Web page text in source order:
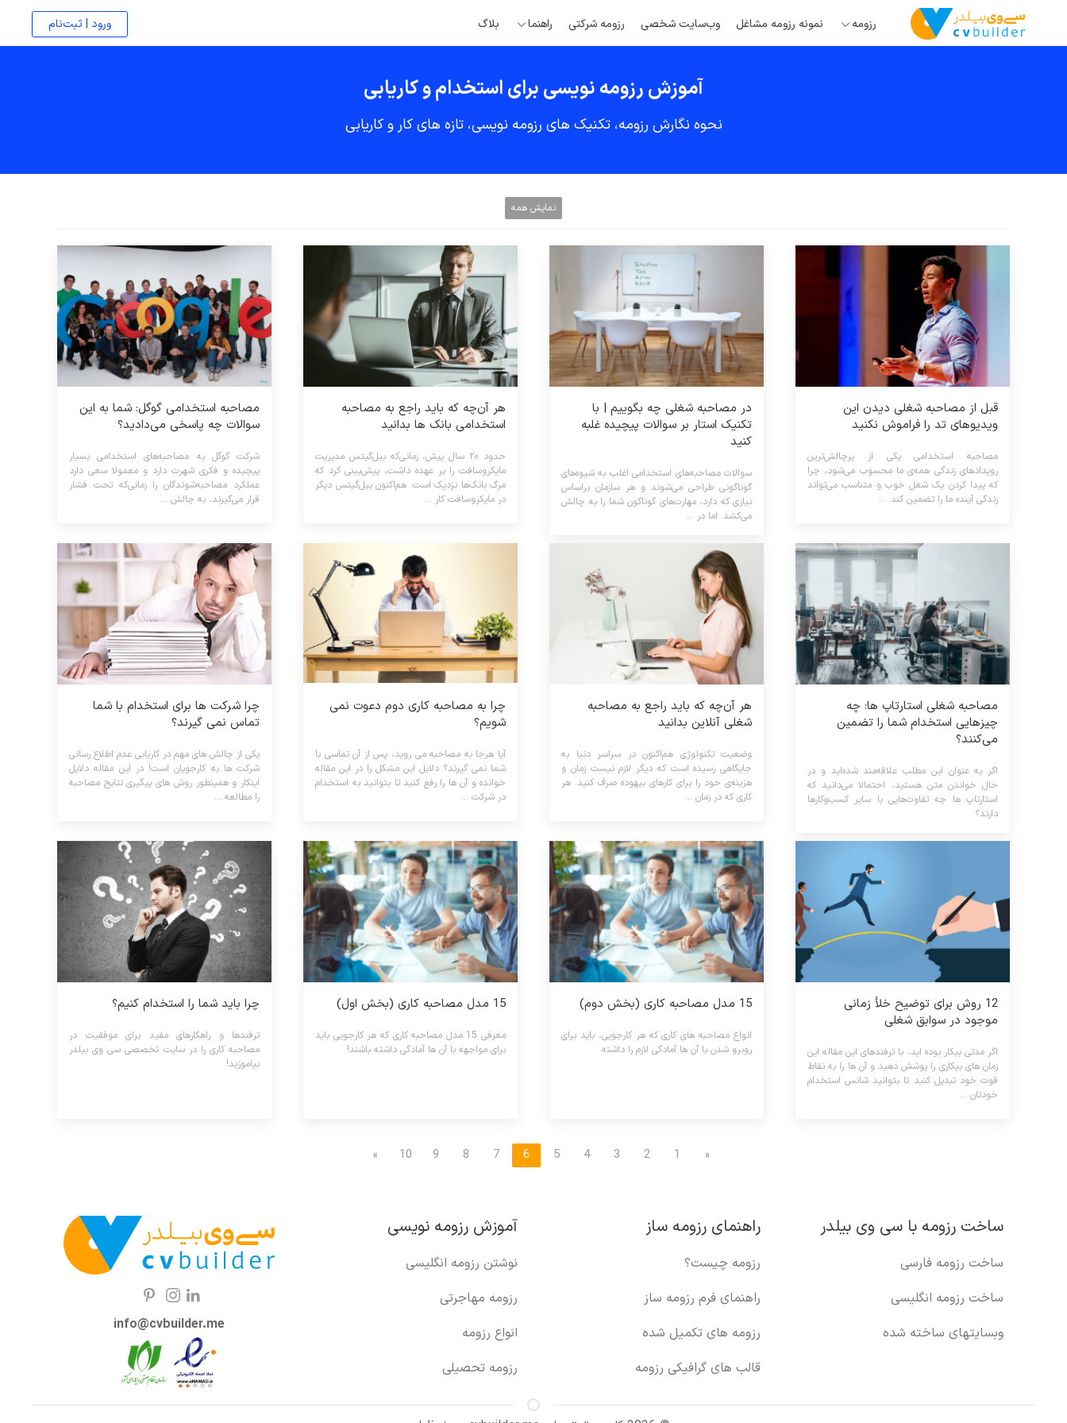
رزومه نمونه رزومه مشاغل وب‌سایت شخصی رزومه شرکتی راهنما بلاگ ورود | ثبت‌نام
آموزش رزومه نویسی برای استخدام و کاریابی
نحوه نگارش رزومه، تکنیک های رزومه نویسی، تازه های کار و کاریابی
نمایش همه
قبل از مصاحبه شغلی دیدن این
ویدیوهای تد را فراموش نکنید
مصاحبه استخدامی یکی از پرچالش‌ترین
رویدادهای زندگی همه‌ی ما محسوب می‌شود، چرا
که پیدا کردن یک شغل خوب و متناسب می‌تواند
زندگی آینده ما را تضمین کند. ...
در مصاحبه شغلی چه بگوییم | با
تکنیک استار بر سوالات پیچیده غلبه
کنید
سوالات مصاحبه‌های استخدامی اغلب به شیوه‌های
گوناگونی طراحی می‌شوند و هر سازمان براساس
نیازی که دارد، مهارت‌های گوناگون شما را به چالش
می‌کشد. اما در ...
هر آن‌چه که باید راجع به مصاحبه
استخدامی بانک‌ ها بدانید
حدود ۲۰ سال پیش، زمانی‌که بیل‌گیتس مدیریت
مایکروسافت را بر عهده داشت، پیش‌بینی کرد که
مرگ بانک‌ها نزدیک است. هم‌اکنون بیل‌گیتس دیگر
در مایکروسافت کار ...
مصاحبه استخدامی گوگل: شما به این
سوالات چه پاسخی می‌دادید؟
شرکت گوگل به مصاحبه‌های استخدامی بسیار
پیچیده و فکری شهرت دارد و معمولا سعی دارد
عملکرد مصاحبه‌شوندگان را زمانی‌که تحت فشار
قرار می‌گیرند، به چالش ...
مصاحبه شغلی استارتاپ ها: چه
چیزهایی استخدام شما را تضمین
می‌کنند؟
اگر به عنوان این مطلب علاقه‌مند شده‌اید و در
حال خواندن متن هستید، احتمالا می‌دانید که
استارتاپ ها چه تفاوت‌هایی با سایر کسب‌وکارها
دارند؟
هر آن‌چه که باید راجع به مصاحبه
شغلی آنلاین بدانید
وضعیت تکنولوژی هم‌اکنون در سراسر دنیا به
جایگاهی رسیده است که دیگر لازم نیست زمان و
هزینه‌ی خود را برای کارهای بیهوده صرف کنید. هر
کاری که در زمان ...
چرا به مصاحبه کاری دوم دعوت نمی
شویم؟
آیا هرجا به مصاحبه می روید، پس از آن تماسی با
شما نمی گیرند؟ دلایل این مشکل را در این مقاله
خوانده و آن ها را رفع کنید تا بتوانید به استخدام
در شرکت ...
چرا شرکت ها برای استخدام با شما
تماس نمی گیرند؟
یکی از چالش های مهم در کاریابی عدم اطلاع رسانی
شرکت ها به کارجویان است! در این مقاله دلایل
اینکار و همینطور روش های پیگیری نتایج مصاحبه
را مطالعه ...
12 روش برای توضیح خلأ زمانی
موجود در سوابق شغلی
اگر مدتی بیکار بوده اید، با ترفندهای این مقاله این
زمان های بیکاری را پوشش دهید و آن ها را به نقاط
قوت خود تبدیل کنید تا بتوانید شانس استخدام
خودتان ...
15 مدل مصاحبه کاری (بخش دوم)
انواع مصاحبه های کاری که هر کارجویی، باید برای
روبرو شدن با آن ها آمادگی لازم را داشته
15 مدل مصاحبه کاری (بخش اول)
معرفی 15 مدل مصاحبه کاری که هر کارجویی باید
برای مواجهه با آن ها آمادگی داشته باشند!
چرا باید شما را استخدام کنیم؟
ترفندها و راهکارهای مفید برای موفقیت در
مصاحبه کاری را در سایت تخصصی سی وی بیلدر
بیاموزید!
«
1
2
3
4
5
6
7
8
9
10
»
ساخت رزومه با سی وی بیلدر
ساخت رزومه فارسی
ساخت رزومه انگلیسی
وبسایتهای ساخته شده
راهنمای رزومه ساز
رزومه چیست؟
راهنمای فرم رزومه ساز
رزومه های تکمیل شده
قالب های گرافیکی رزومه
آموزش رزومه نویسی
نوشتن رزومه انگلیسی
رزومه مهاجرتی
انواع رزومه
رزومه تحصیلی
info@cvbuilder.me